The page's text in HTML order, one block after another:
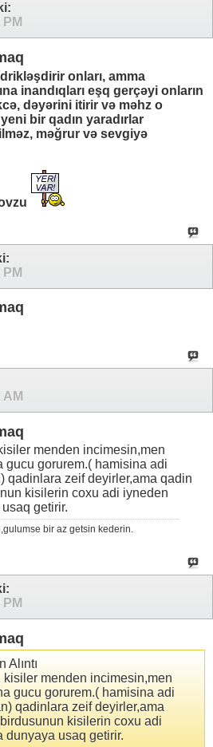
onları, amma
inandıqları eşq gerçəyi onların
dəyərini itirir və məhz o
bir qadın yaradırlar
məğrur və sevgiyə
AM
menden incimesin,men
gorurem.( hamisina adi
qadinlara zeif deyirler,ama qadin
kisilerin coxu adi iyneden
getirir.
bir az getsin kederin.
Alıntı
kisiler menden incimesin,men
gucu gorurem.( hamisina adi
qadinlara zeif deyirler,ama
kisilerin coxu adi
dunyaya usaq getirir.